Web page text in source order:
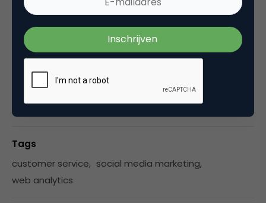
is de grootste, de beste, oftewel de heerser op
het web?
Categorie
Tags
customer service, social media marketing,
web analytics